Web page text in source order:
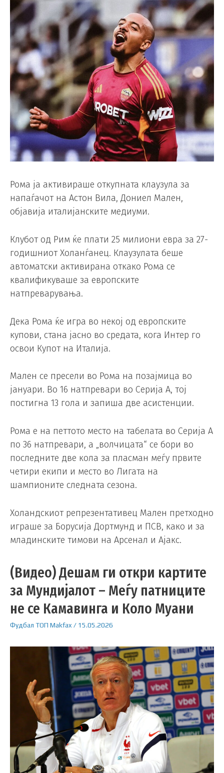
Рома ја активираше откупната клаузула за
напаѓачот на Астон Вила, Дониел Мален,
објавија италијанските медиуми.
Клубот од Рим ќе плати 25 милиони евра за 27-
годишниот Холанѓанец. Клаузулата беше
автоматски активирана откако Рома се
квалификуваше за европските
натпреварувања.
Дека Рома ќе игра во некој од европските
купови, стана јасно во средата, кога Интер го
освои Купот на Италија.
Мален се пресели во Рома на позајмица во
јануари. Во 16 натпревари во Серија А, тој
постигна 13 гола и запиша две асистенции.
Рома е на петтото место на табелата во Серија А
по 36 натпревари, а „волчицата“ се бори во
последните две кола за пласман меѓу првите
четири екипи и место во Лигата на
шампионите следната сезона.
Холандскиот репрезентативец Мален претходно
играше за Борусија Дортмунд и ПСВ, како и за
младинските тимови на Арсенал и Ајакс.
(Видео) Дешам ги откри картите
за Мундијалот – Меѓу патниците
не се Камавинга и Коло Муани
Фудбал ТОП Makfax / 15.05.2026